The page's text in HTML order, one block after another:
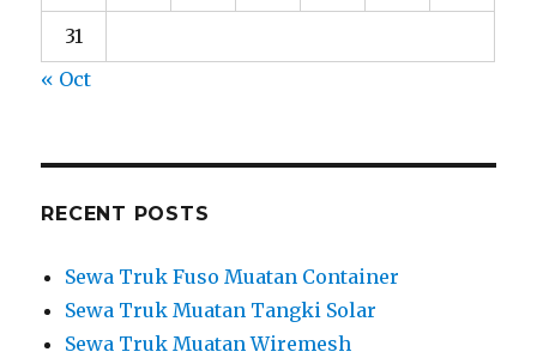
31
« Oct
RECENT POSTS
Sewa Truk Fuso Muatan Container
Sewa Truk Muatan Tangki Solar
Sewa Truk Muatan Wiremesh